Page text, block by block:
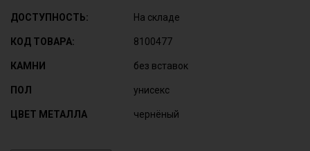
ДОСТУПНОСТЬ: На складе
КОД ТОВАРА: 8100477
КАМНИ без вставок
ПОЛ унисекс
ЦВЕТ МЕТАЛЛА чернёный